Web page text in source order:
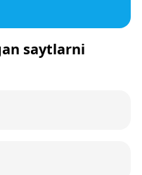
saytlarni